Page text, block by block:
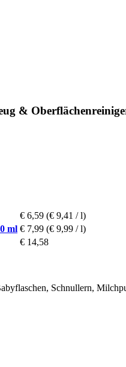
&
€ 6,59 (€ 9,41 / l)
ml € 7,99 (€ 9,99 / l)
€ 14,58
Schnullern,